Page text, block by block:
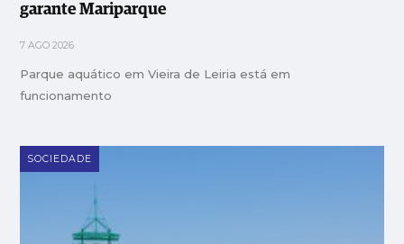
garante Mariparque
7 AGO 2026
Parque aquático em Vieira de Leiria está em
funcionamento
SOCIEDADE